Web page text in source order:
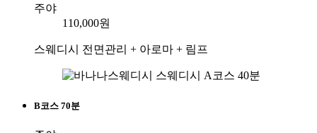
주야
110,000원
스웨디시 전면관리 + 아로마 + 림프
B코스 70분